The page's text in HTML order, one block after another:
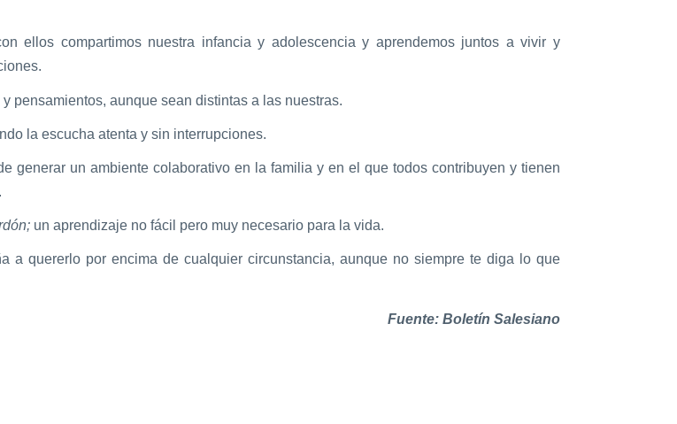
ellos compartimos nuestra infancia y adolescencia y aprendemos juntos a vivir y
pensamientos, aunque sean distintas a las nuestras.
la escucha atenta y sin interrupciones.
generar un ambiente colaborativo en la familia y en el que todos contribuyen y tienen
un aprendizaje no fácil pero muy necesario para la vida.
a quererlo por encima de cualquier circunstancia, aunque no siempre te diga lo que
Fuente: Boletín Salesiano